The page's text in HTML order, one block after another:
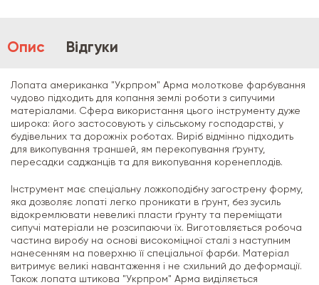
Опис Відгуки
Лопата американка "Укрпром" Арма молоткове фарбування
чудово підходить для копання землі роботи з сипучими
матеріалами. Сфера використання цього інструменту дуже
широка: його застосовують у сільському господарстві, у
будівельних та дорожніх роботах. Виріб відмінно підходить
для викопування траншей, ям перекопування ґрунту,
пересадки саджанців та для викопування коренеплодів.
Інструмент має спеціальну ложкоподібну загострену форму,
яка дозволяє лопаті легко проникати в ґрунт, без зусиль
відокремлювати невеликі пласти ґрунту та переміщати
сипучі матеріали не розсипаючи їх. Виготовляється робоча
частина виробу на основі високоміцної сталі з наступним
нанесенням на поверхню її спеціальної фарби. Матеріал
витримує великі навантаження і не схильний до деформації.
Також лопата штикова "Укрпром" Арма виділяється